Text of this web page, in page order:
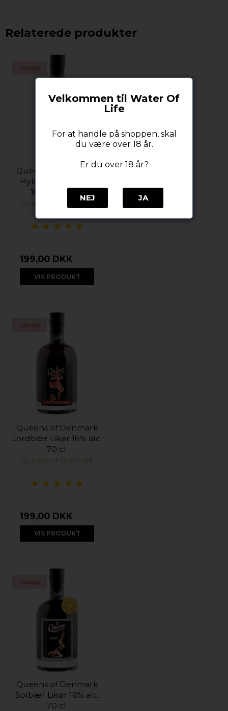
Relaterede produkter
Udsolgt
Queens of Denmark
Hyldeblomst Likør
16% alc. 70 cl.
Queens of Denmark
199,00 DKK
VIS PRODUKT
Udsolgt
Queens of Denmark
Jordbær Likør 16% alc.
70 cl.
Queens of Denmark
199,00 DKK
VIS PRODUKT
Udsolgt
Queens of Denmark
Solbær Likør 16% alc.
70 cl.
Velkommen til Water Of
Life
For at handle på shoppen, skal
du være over 18 år.
Er du over 18 år?
NEJ JA